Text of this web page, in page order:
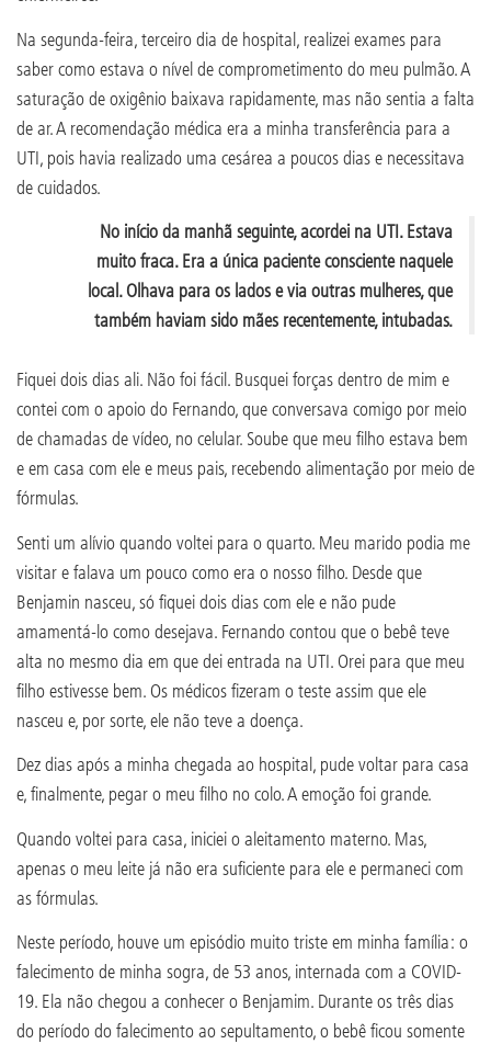
Na segunda-feira, terceiro dia de hospital, realizei exames para
saber como estava o nível de comprometimento do meu pulmão. A
saturação de oxigênio baixava rapidamente, mas não sentia a falta
de ar. A recomendação médica era a minha transferência para a
UTI, pois havia realizado uma cesárea a poucos dias e necessitava
de cuidados.
No início da manhã seguinte, acordei na UTI. Estava
muito fraca. Era a única paciente consciente naquele
local. Olhava para os lados e via outras mulheres, que
também haviam sido mães recentemente, intubadas.
Fiquei dois dias ali. Não foi fácil. Busquei forças dentro de mim e
contei com o apoio do Fernando, que conversava comigo por meio
de chamadas de vídeo, no celular. Soube que meu filho estava bem
e em casa com ele e meus pais, recebendo alimentação por meio de
fórmulas.
Senti um alívio quando voltei para o quarto. Meu marido podia me
visitar e falava um pouco como era o nosso filho. Desde que
Benjamin nasceu, só fiquei dois dias com ele e não pude
amamentá-lo como desejava. Fernando contou que o bebê teve
alta no mesmo dia em que dei entrada na UTI. Orei para que meu
filho estivesse bem. Os médicos fizeram o teste assim que ele
nasceu e, por sorte, ele não teve a doença.
Dez dias após a minha chegada ao hospital, pude voltar para casa
e, finalmente, pegar o meu filho no colo. A emoção foi grande.
Quando voltei para casa, iniciei o aleitamento materno. Mas,
apenas o meu leite já não era suficiente para ele e permaneci com
as fórmulas.
Neste período, houve um episódio muito triste em minha família: o
falecimento de minha sogra, de 53 anos, internada com a COVID-
19. Ela não chegou a conhecer o Benjamim. Durante os três dias
do período do falecimento ao sepultamento, o bebê ficou somente